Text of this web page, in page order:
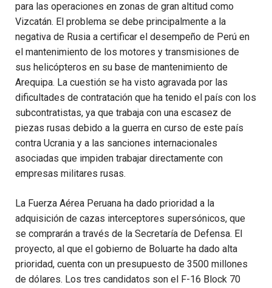
para las operaciones en zonas de gran altitud como
Vizcatán. El problema se debe principalmente a la
negativa de Rusia a certificar el desempeño de Perú en
el mantenimiento de los motores y transmisiones de
sus helicópteros en su base de mantenimiento de
Arequipa. La cuestión se ha visto agravada por las
dificultades de contratación que ha tenido el país con los
subcontratistas, ya que trabaja con una escasez de
piezas rusas debido a la guerra en curso de este país
contra Ucrania y a las sanciones internacionales
asociadas que impiden trabajar directamente con
empresas militares rusas.
La Fuerza Aérea Peruana ha dado prioridad a la
adquisición de cazas interceptores supersónicos, que
se comprarán a través de la Secretaría de Defensa. El
proyecto, al que el gobierno de Boluarte ha dado alta
prioridad, cuenta con un presupuesto de 3500 millones
de dólares. Los tres candidatos son el F-16 Block 70